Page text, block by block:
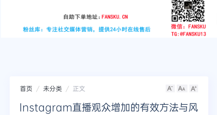
youtube
instagram
首页 未分类 正文
Instagram直播观众增加的有效方法与风